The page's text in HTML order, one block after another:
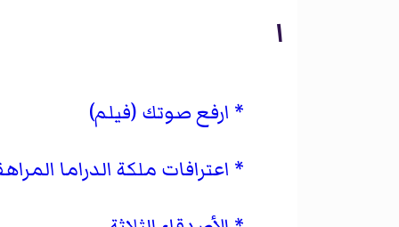
ا
ارفع صوتك (فيلم)
اعترافات ملكة الدراما